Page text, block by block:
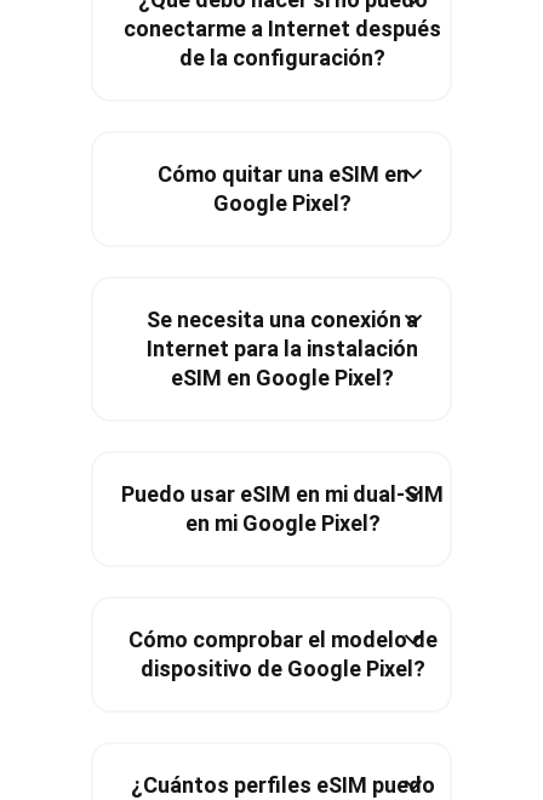
conectarme a Internet después
de la configuración?
Cómo quitar una eSIM en
Google Pixel?
Se necesita una conexión a
Internet para la instalación
eSIM en Google Pixel?
Puedo usar eSIM en mi dual-SIM
en mi Google Pixel?
Cómo comprobar el modelo de
dispositivo de Google Pixel?
¿Cuántos perfiles eSIM puedo